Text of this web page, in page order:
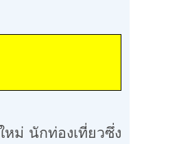
แพง
หม่ นักท่องเที่ยวซึ่ง